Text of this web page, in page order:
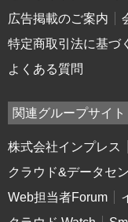
広告掲載のご案内
特定商取引法に基づ
よくある質問
関連グループサイト
株式会社インプレス
クラウド&データセ
Web担当者Forum